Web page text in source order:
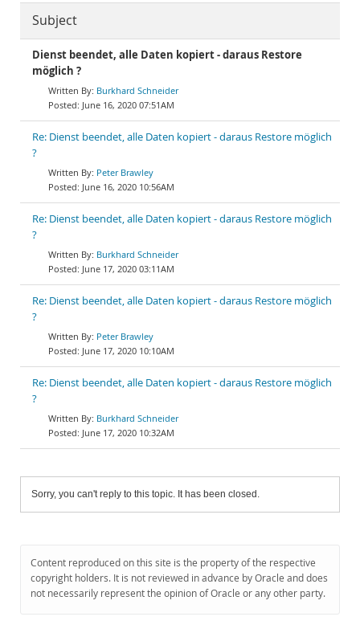
Subject
Dienst beendet, alle Daten kopiert - daraus Restore
möglich ?
Burkhard Schneider
June 16, 2020 07:51AM
Re: Dienst beendet, alle Daten kopiert - daraus Restore möglich
?
Peter Brawley
June 16, 2020 10:56AM
Re: Dienst beendet, alle Daten kopiert - daraus Restore möglich
?
Burkhard Schneider
June 17, 2020 03:11AM
Re: Dienst beendet, alle Daten kopiert - daraus Restore möglich
?
Peter Brawley
June 17, 2020 10:10AM
Re: Dienst beendet, alle Daten kopiert - daraus Restore möglich
?
Burkhard Schneider
June 17, 2020 10:32AM
Sorry, you can't reply to this topic. It has been closed.
Content reproduced on this site is the property of the respective
copyright holders. It is not reviewed in advance by Oracle and does
not necessarily represent the opinion of Oracle or any other party.